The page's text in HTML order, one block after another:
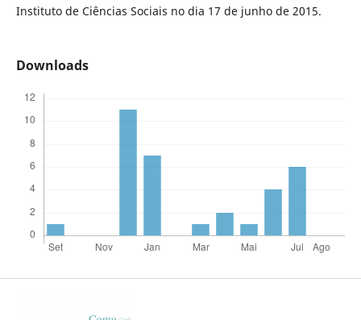
Instituto de Ciências Sociais no dia 17 de junho de 2015.
Downloads